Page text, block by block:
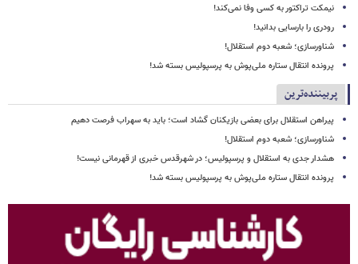
نیمکت تراکتور به کسی وفا نمی‌کند!
رودری را بارسایی بدانید!
شناورسازی؛ شعبه دوم استقلال!
پرونده انتقال ستاره ملی‌پوش به پرسپولیس بسته شد!
پربیننده‌ترین
پیراهن استقلال برای بعضی بازیکنان گشاد است؛ باید به سهراب فرصت دهیم
شناورسازی؛ شعبه دوم استقلال!
هشدار جدی به استقلال و پرسپولیس؛ در شهرقدس خبری از قهرمانی نیست!
پرونده انتقال ستاره ملی‌پوش به پرسپولیس بسته شد!